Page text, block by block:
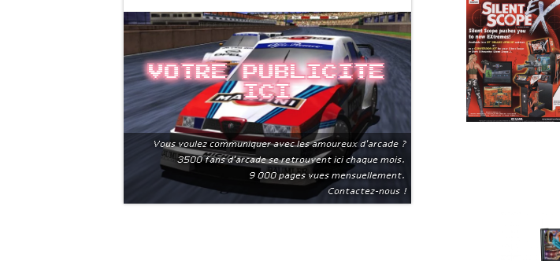
Votre publicite
ici
Vous voulez communiquer avec les amoureux d'arcade ?
3500 fans d'arcade se retrouvent ici chaque mois.
9 000 pages vues mensuellement.
Contactez-nous !